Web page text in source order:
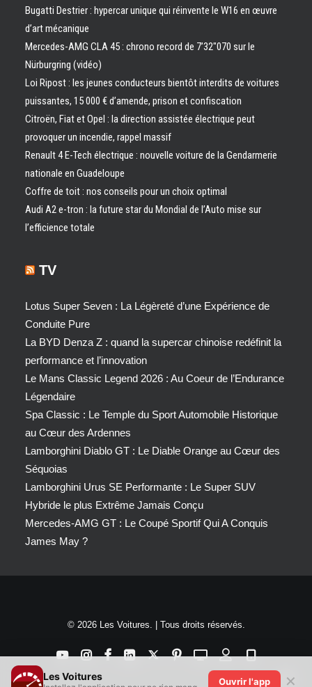
Bugatti Destrier : hypercar unique qui réinvente le W16 en œuvre
d’art mécanique
Mercedes-AMG CLA 45 : chrono record de 7’32″070 sur le
Nürburgring (vidéo)
Loi Ripost : les jeunes conducteurs bientôt interdits de voitures
puissantes, 15 000 € d’amende, prison et confiscation
Citroën, Fiat et Opel : la direction assistée électrique peut
provoquer un incendie, rappel massif
Renault 4 E-Tech électrique : nouvelle voiture de la Gendarmerie
nationale en Guadeloupe
Coffre de toit : nos conseils pour un choix optimal
Audi A2 e-tron : la future star du Mondial de l’Auto mise sur
l’efficience totale
TV
Lotus Super Seven : La Légèreté d’une Expérience de
Conduite Pure
La BYD Denza Z : quand la supercar chinoise redéfinit la
performance et l’innovation
Le Mans Classic Legend 2026 : Au Coeur de l’Endurance
Légendaire
Spa Classic : Le Temple du Sport Automobile Historique
au Cœur des Ardennes
Lamborghini Diablo GT : Le Diable Orange au Cœur des
Séquoias
Lamborghini Urus SE Performante : Le Super SUV
Hybride le plus Extrême Jamais Conçu
Mercedes-AMG GT : Le Coupé Sportif Qui A Conquis
James May ?
© 2026 Les Voitures. | Tous droits réservés.
Les Voitures Ouvrir l'app ✕